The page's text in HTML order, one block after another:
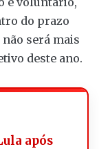
do prazo
será mais
deste ano.
após